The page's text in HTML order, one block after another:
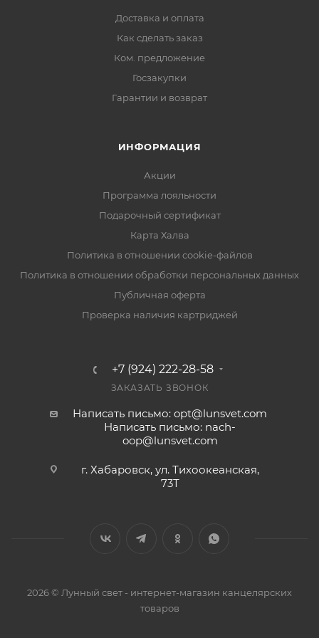
Доставка и оплата
Как сделать заказ
Ком. предложение
Госзакупки
Гарантии и возврат
ИНФОРМАЦИЯ
Акции
Программа лояльности
Подарочный сертификат
Карта Халва
Политика в отношении cookie-файлов
Политика в отношении обработки персональных данных
Публичная оферта
Проверка наличия картриджей
+7 (924) 222-28-58
ЗАКАЗАТЬ ЗВОНОК
Написать письмо: opt@lunsvet.com
Написать письмо: nach-
oop@lunsvet.com
г. Хабаровск, ул. Тихоокеанская,
73Т
2026 © Лунный свет - интернет-магазин канцелярских
товаров